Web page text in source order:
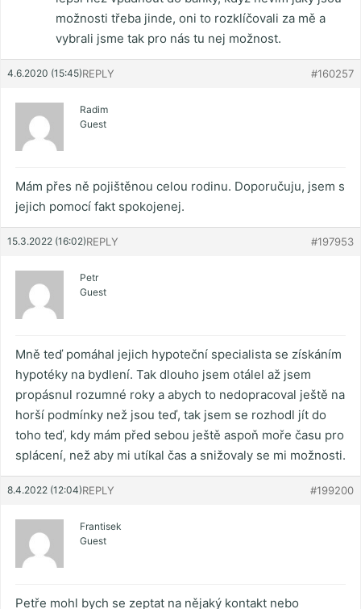
možnosti třeba jinde, oni to rozklíčovali za mě a
vybrali jsme tak pro nás tu nej možnost.
4.6.2020 (15:45) #160257
REPLY
Radim
Guest
Mám přes ně pojištěnou celou rodinu. Doporučuju, jsem s
jejich pomocí fakt spokojenej.
15.3.2022 (16:02) #197953
REPLY
Petr
Guest
Mně teď pomáhal jejich hypoteční specialista se získáním
hypotéky na bydlení. Tak dlouho jsem otálel až jsem
propásnul rozumné roky a abych to nedopracoval ještě na
horší podmínky než jsou teď, tak jsem se rozhodl jít do
toho teď, kdy mám před sebou ještě aspoň moře času pro
splácení, než aby mi utíkal čas a snižovaly se mi možnosti.
8.4.2022 (12:04) #199200
REPLY
Frantisek
Guest
Petře mohl bych se zeptat na nějaký kontakt nebo